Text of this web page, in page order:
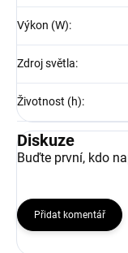
Výkon (W):
Zdroj světla:
Životnost (h):
Diskuze
Buďte první, kdo
Přidat komentář